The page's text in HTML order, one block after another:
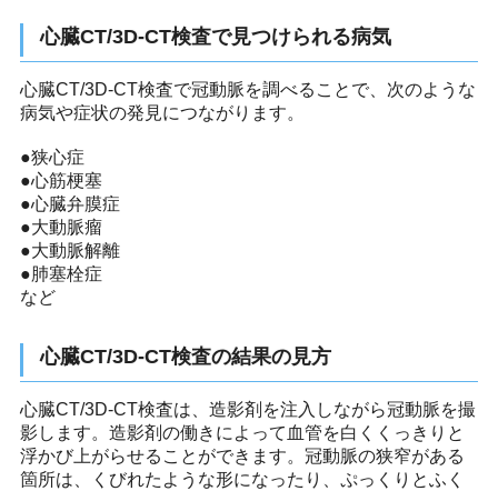
心臓CT/3D-CT検査で見つけられる病気
心臓CT/3D-CT検査で冠動脈を調べることで、次のような
病気や症状の発見につながります。
●狭心症
●心筋梗塞
●心臓弁膜症
●大動脈瘤
●大動脈解離
●肺塞栓症
など
心臓CT/3D-CT検査の結果の見方
心臓CT/3D-CT検査は、造影剤を注入しながら冠動脈を撮
影します。造影剤の働きによって血管を白くくっきりと
浮かび上がらせることができます。冠動脈の狭窄がある
箇所は、くびれたような形になったり、ぷっくりとふく